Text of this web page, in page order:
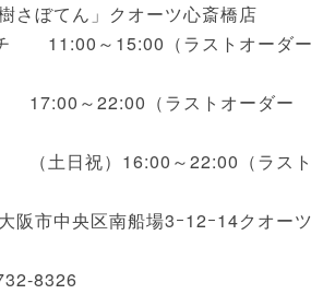
さぼてん」クオーツ心斎橋店
11:00～15:00（ラストオーダー
17:00～22:00（ラストオーダー
16:00～22:00（ラスト
阪市中央区南船場3ｰ12ｰ14クオーツ